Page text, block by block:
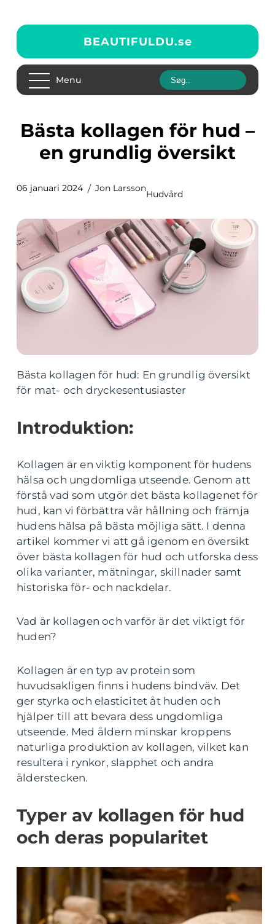
BEAUTIFULDU.se
Menu
Bästa kollagen för hud –
en grundlig översikt
06 januari 2024 Jon Larsson
Hudvård
Bästa kollagen för hud: En grundlig översikt
för mat- och dryckesentusiaster
Introduktion:
Kollagen är en viktig komponent för hudens
hälsa och ungdomliga utseende. Genom att
förstå vad som utgör det bästa kollagenet för
hud, kan vi förbättra vår hållning och främja
hudens hälsa på bästa möjliga sätt. I denna
artikel kommer vi att gå igenom en översikt
över bästa kollagen för hud och utforska dess
olika varianter, mätningar, skillnader samt
historiska för- och nackdelar.
Vad är kollagen och varför är det viktigt för
huden?
Kollagen är en typ av protein som
huvudsakligen finns i hudens bindväv. Det
ger styrka och elasticitet åt huden och
hjälper till att bevara dess ungdomliga
utseende. Med åldern minskar kroppens
naturliga produktion av kollagen, vilket kan
resultera i rynkor, slapphet och andra
ålderstecken.
Typer av kollagen för hud
och deras popularitet